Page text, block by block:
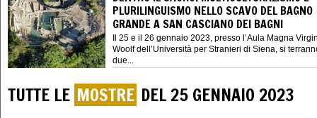
PLURILINGUISMO NELLO SCAVO DEL BAGNO
GRANDE A SAN CASCIANO DEI BAGNI
Il 25 e il 26 gennaio 2023, presso l’Aula Magna
Woolf dell’Università per Stranieri di Siena, si
due...
TUTTE LE MOSTRE DEL 25 GENNAIO 2023